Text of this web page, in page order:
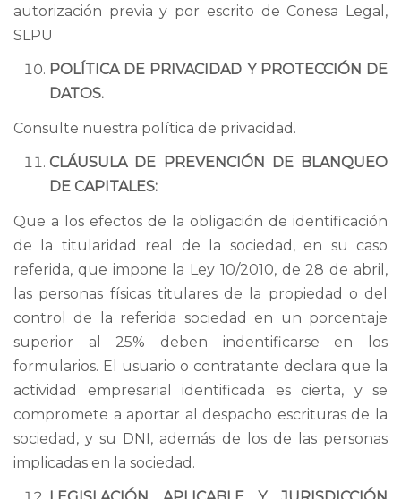
autorización previa y por escrito de Conesa Legal,
SLPU
POLÍTICA DE PRIVACIDAD Y PROTECCIÓN DE
DATOS.
Consulte nuestra política de privacidad.
CLÁUSULA DE PREVENCIÓN DE BLANQUEO
DE CAPITALES:
Que a los efectos de la obligación de identificación
de la titularidad real de la sociedad, en su caso
referida, que impone la Ley 10/2010, de 28 de abril,
las personas físicas titulares de la propiedad o del
control de la referida sociedad en un porcentaje
superior al 25% deben indentificarse en los
formularios. El usuario o contratante declara que la
actividad empresarial identificada es cierta, y se
compromete a aportar al despacho escrituras de la
sociedad, y su DNI, además de los de las personas
implicadas en la sociedad.